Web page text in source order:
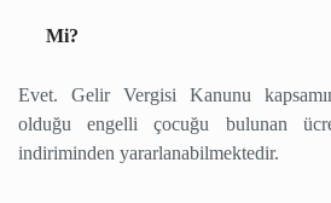
Mi?
Evet. Gelir Vergisi Kanunu
olduğu engelli çocuğu bulunan
indiriminden yararlanabilmektedir.